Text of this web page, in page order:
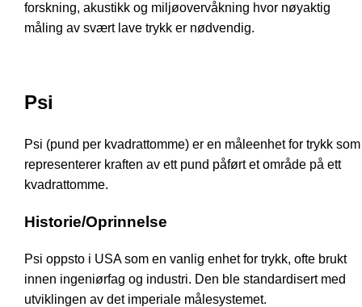
forskning, akustikk og miljøovervåkning hvor nøyaktig
måling av svært lave trykk er nødvendig.
Psi
Psi (pund per kvadrattomme) er en måleenhet for trykk som
representerer kraften av ett pund påført et område på ett
kvadrattomme.
Historie/Oprinnelse
Psi oppsto i USA som en vanlig enhet for trykk, ofte brukt
innen ingeniørfag og industri. Den ble standardisert med
utviklingen av det imperiale målesystemet.